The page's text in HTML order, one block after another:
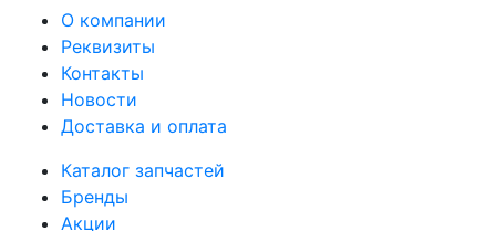
О компании
Реквизиты
Контакты
Новости
Доставка и оплата
Каталог запчастей
Бренды
Акции